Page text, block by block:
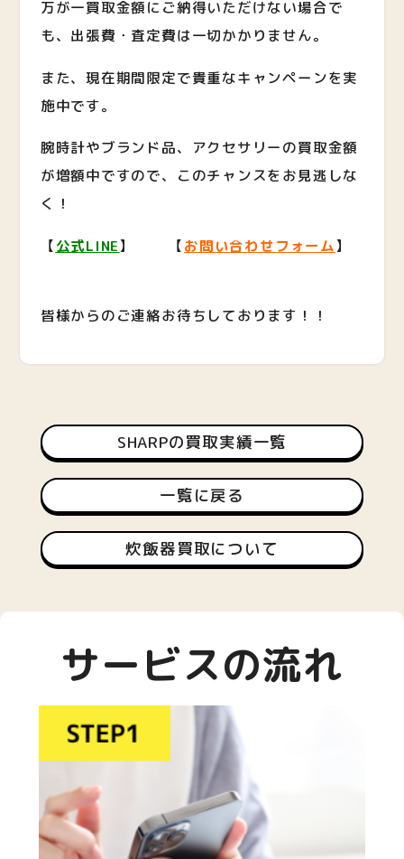
万が一買取金額にご納得いただけない場合で
も、出張費・査定費は一切かかりません。
また、現在期間限定で貴重なキャンペーンを実
施中です。
腕時計やブランド品、アクセサリーの買取金額
が増額中ですので、このチャンスをお見逃しな
く！
【公式LINE】 【お問い合わせフォーム】
皆様からのご連絡お待ちしております！！
SHARPの買取実績一覧
一覧に戻る
炊飯器買取について
サービスの流れ